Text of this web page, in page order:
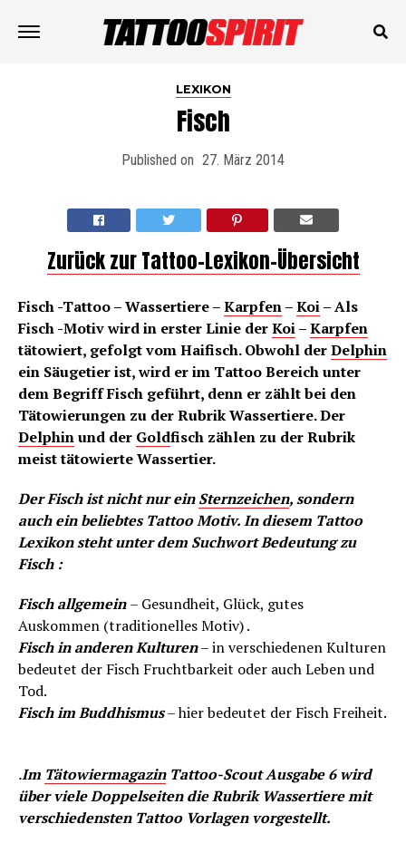
LEXIKON
Fisch
Published on 27. März 2014
Zurück zur Tattoo-Lexikon-Übersicht
Fisch -Tattoo – Wassertiere –Karpfen–Koi– Als
Fisch -Motiv wird in erster Linie derKoi–Karpfen
tätowiert, gefolgt vom Haifisch. Obwohl derDelphin
ein Säugetier ist, wird er im Tattoo Bereich unter
dem Begriff Fisch geführt, denn er zählt bei den
Tätowierungen zu der Rubrik Wassertiere. Der
Delphinund der Goldfisch zählen zu der Rubrik
meist tätowierte Wassertier.
Der Fisch ist nicht nur einSternzeichen, sondern
auch ein beliebtes Tattoo Motiv. In diesem Tattoo
Lexikon steht unter dem Suchwort Bedeutung zu
Fisch :
Fisch allgemein – Gesundheit, Glück, gutes
Auskommen (traditionelles Motiv) .
Fisch in anderen Kulturen– in verschiedenen Kulturen
bedeutet der Fisch Fruchtbarkeit oder auch Leben und
Tod.
Fisch im Buddhismus– hier bedeutet der Fisch Freiheit.
.Im TätowiermagazinTattoo-Scout Ausgabe 6 wird
über viele Doppelseiten die Rubrik Wassertiere mit
verschiedensten Tattoo Vorlagen vorgestellt.